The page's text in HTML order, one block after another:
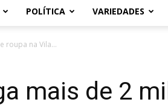
POLÍTICA VARIEDADES
roupa na Vila...
mais de 2 mil